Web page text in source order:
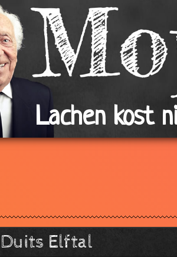
Lachen kost
Duits Elftal